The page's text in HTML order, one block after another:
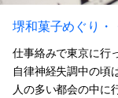
堺和菓子めぐり・
仕事絡みで東京に行
自律神経失調中の頃
人の多い都会の中に